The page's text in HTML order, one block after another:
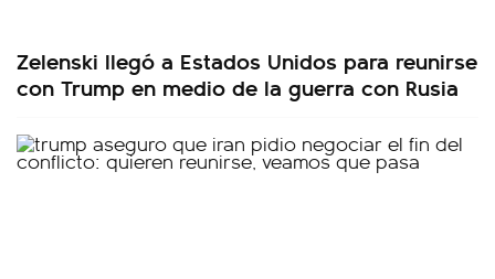
Zelenski llegó a Estados Unidos para reunirse
con Trump en medio de la guerra con Rusia